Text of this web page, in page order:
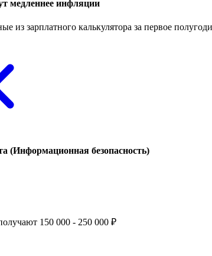
медленнее инфляции
из зарплатного калькулятора за первое
(Информационная безопасность)
150 000 - 250 000 ₽